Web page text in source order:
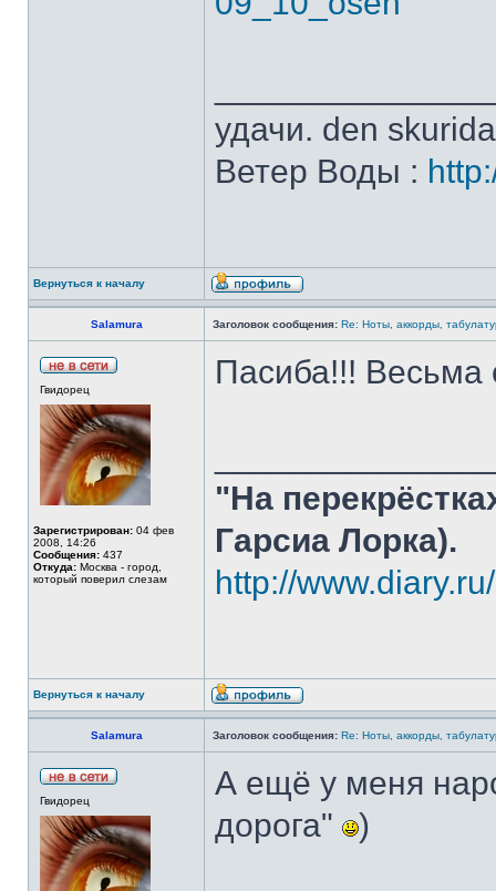
удачи. den
Ветер Воды :
Вернуться к началу
Salamura Заголовок сообщения: Re: Ноты, аккорды,
Гвидорец
Зарегистрирован: 04 фев
2008, 14:26
Сообщения: 437
Откуда: Москва - город,
который поверил слезам
Пасиба!!! Весьма
"На
Гарсиа Лорка).
http://
Вернуться к началу
Salamura Заголовок сообщения: Re: Ноты, аккорды,
Гвидорец
А ещё у меня
дорога"
)